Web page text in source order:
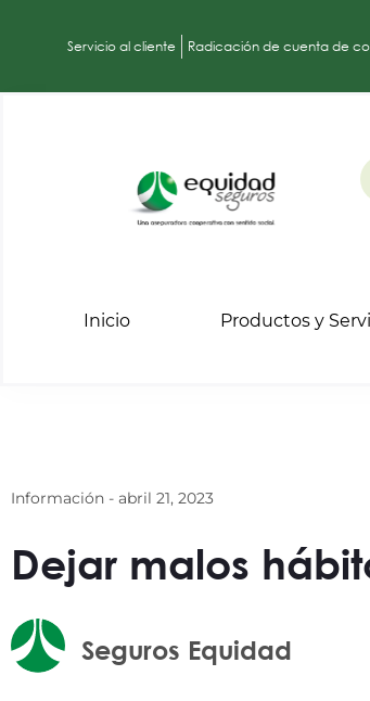
Servicio al cliente Radicación de cuenta de
Inicio Productos y
Información - abril 21, 2023
Dejar malos
Seguros Equidad